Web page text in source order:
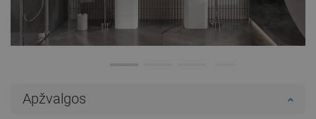
Apžvalgos